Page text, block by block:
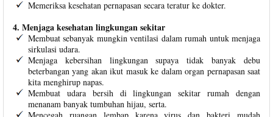
Memeriksa kesehatan pernapasan secara teratur ke dokter.
4. Menjaga kesehatan lingkungan sekitar
Membuat sebanyak mungkin ventilasi dalam rumah untuk menjaga
sirkulasi udara.
Menjaga kebersihan lingkungan supaya tidak banyak debu
beterbangan yang akan ikut masuk ke dalam organ pernapasan saat
kita menghirup napas.
Membuat udara bersih di lingkungan sekitar rumah dengan
menanam banyak tumbuhan hijau, serta.